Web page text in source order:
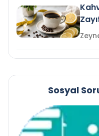
Sosyal